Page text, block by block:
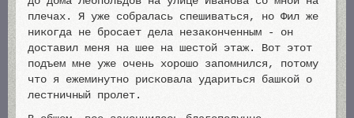
плечах. Я уже собралась спешиваться, но Фил же
никогда не бросает дела незаконченным - он
доставил меня на шее на шестой этаж. Вот этот
подъем мне уже очень хорошо запомнился, потому
что я ежеминутно рисковала удариться башкой о
лестничный пролет.